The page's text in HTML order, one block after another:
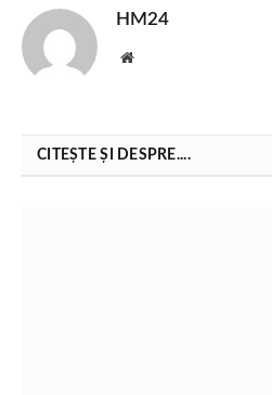
HM24
Website
CITEȘTE ȘI DESPRE....